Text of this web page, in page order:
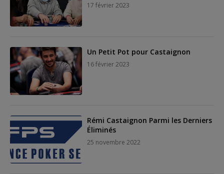
17 février 2023
Un Petit Pot pour Castaignon
16 février 2023
Rémi Castaignon Parmi les Derniers
Éliminés
25 novembre 2022